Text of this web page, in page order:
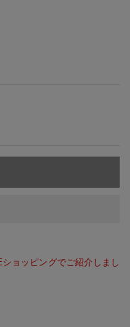
ョッピングでご紹介しまし